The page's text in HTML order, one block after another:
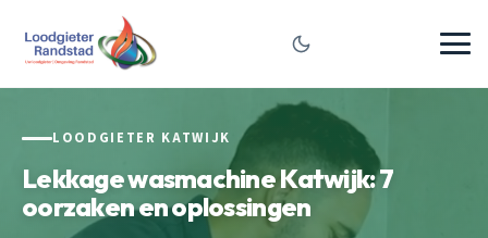
LOODGIETER KATWIJK
Lekkage wasmachine Katwijk: 7
oorzaken en oplossingen